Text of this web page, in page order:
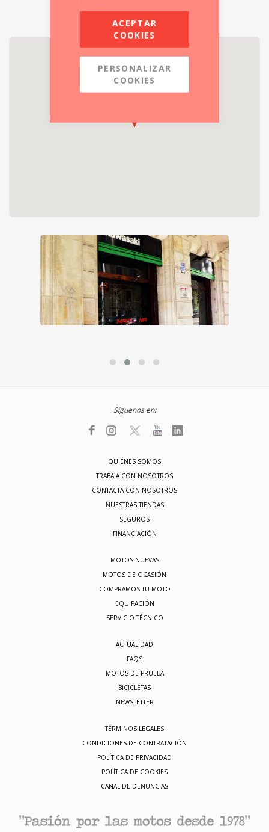
Síguenos en:
QUIÉNES SOMOS
TRABAJA CON NOSOTROS
CONTACTA CON NOSOTROS
NUESTRAS TIENDAS
SEGUROS
FINANCIACIÓN
MOTOS NUEVAS
MOTOS DE OCASIÓN
COMPRAMOS TU MOTO
EQUIPACIÓN
SERVICIO TÉCNICO
ACTUALIDAD
FAQS
MOTOS DE PRUEBA
BICICLETAS
NEWSLETTER
TÉRMINOS LEGALES
CONDICIONES DE CONTRATACIÓN
POLÍTICA DE PRIVACIDAD
POLÍTICA DE COOKIES
CANAL DE DENUNCIAS
ACEPTAR
COOKIES
PERSONALIZAR
COOKIES